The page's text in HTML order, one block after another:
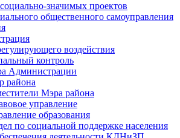
значимых проектов
общественного самоуправления
воздействия
контроль
Администрации
района
Мэра района
управление
образования
по социальной поддержке населения